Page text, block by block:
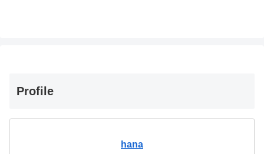
Profile
hana